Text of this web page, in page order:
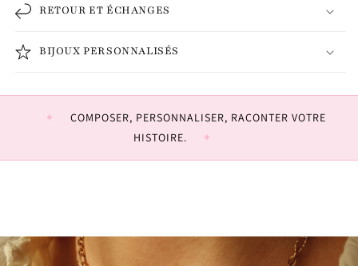
RETOUR ET ÉCHANGES
BIJOUX PERSONNALISÉS
COMPOSER, PERSONNALISER, RACONTER VOTRE
HISTOIRE.